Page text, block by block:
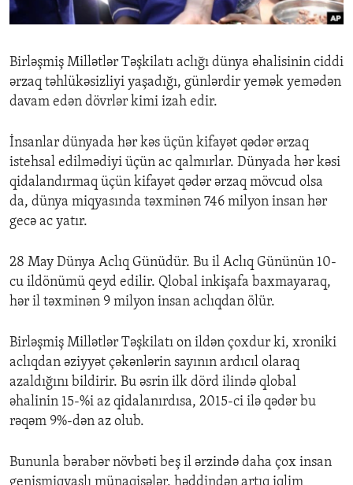
ENVIRONMENT AND HEALTH
Birləşmiş Millətlər Təşkilatı aclığı dünya əhalisinin ciddi
ərzaq təhlükəsizliyi yaşadığı, günlərdir yemək yemədən
davam edən dövrlər kimi izah edir.
İnsanlar dünyada hər kəs üçün kifayət qədər ərzaq
istehsal edilmədiyi üçün ac qalmırlar. Dünyada hər kəsi
qidalandırmaq üçün kifayət qədər ərzaq mövcud olsa
da, dünya miqyasında təxminən 746 milyon insan hər
gecə ac yatır.
28 May Dünya Aclıq Günüdür. Bu il Aclıq Gününün 10-
cu ildönümü qeyd edilir. Qlobal inkişafa baxmayaraq,
hər il təxminən 9 milyon insan aclıqdan ölür.
Birləşmiş Millətlər Təşkilatı on ildən çoxdur ki, xroniki
aclıqdan əziyyət çəkənlərin sayının ardıcıl olaraq
azaldığını bildirir. Bu əsrin ilk dörd ilində qlobal
əhalinin 15-%i az qidalanırdısa, 2015-ci ilə qədər bu
rəqəm 9%-dən az olub.
Bununla bərabər növbəti beş il ərzində daha çox insan